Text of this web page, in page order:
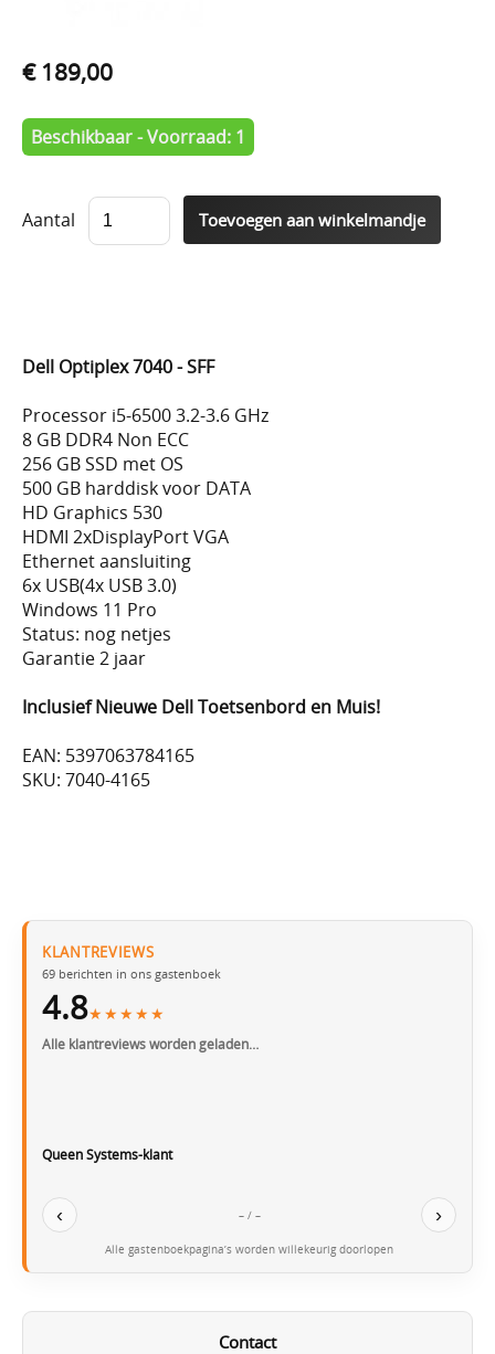
€ 189,00
Beschikbaar - Voorraad: 1
Aantal
Dell Optiplex 7040 - SFF
Processor i5-6500 3.2-3.6 GHz
8 GB DDR4 Non ECC
256 GB SSD met OS
500 GB harddisk voor DATA
HD Graphics 530
HDMI 2xDisplayPort VGA
Ethernet aansluiting
6x USB(4x USB 3.0)
Windows 11 Pro
Status: nog netjes
Garantie 2 jaar
Inclusief Nieuwe Dell Toetsenbord en Muis!
EAN: 5397063784165
SKU: 7040-4165
KLANTREVIEWS
69 berichten in ons gastenboek
4.8★★★★★
Alle klantreviews worden geladen…
Queen Systems-klant
‹ – / – ›
Alle gastenboekpagina’s worden willekeurig doorlopen
Contact